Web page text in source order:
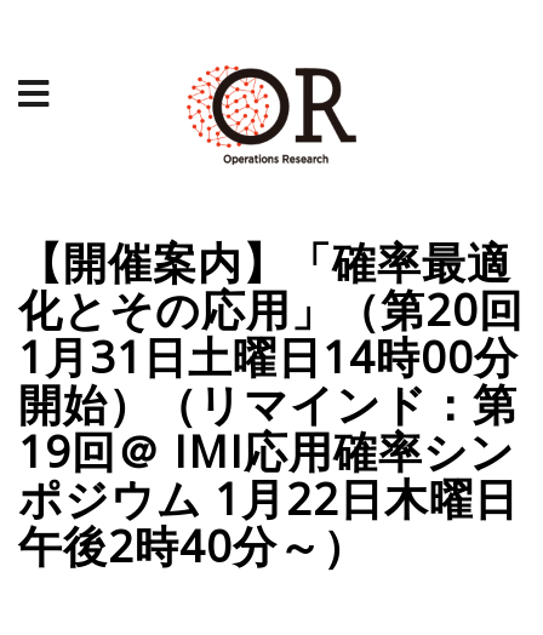
【開催案内】「確率最適
化とその応用」（第20回
1月31日土曜日14時00分
開始）（リマインド：第
19回＠ IMI応用確率シン
ポジウム 1月22日木曜日
午後2時40分～）